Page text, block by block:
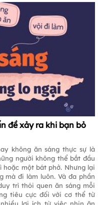
đề xảy ra khi bạn bỏ
không ăn sáng thực sự là
người không thể bắt đầu
một bát phở. Nhưng lại
mà đi làm luôn. Và đa phần
trì thói quen ăn sáng mỗi
tiêu cực đối với cơ thể từ